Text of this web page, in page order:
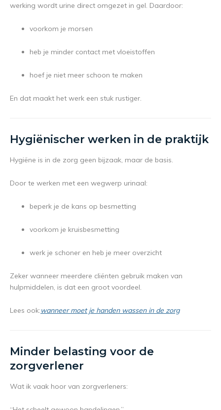
werking wordt urine direct omgezet in gel. Daardoor:
voorkom je morsen
heb je minder contact met vloeistoffen
hoef je niet meer schoon te maken
En dat maakt het werk een stuk rustiger.
Hygiënischer werken in de praktijk
Hygiëne is in de zorg geen bijzaak, maar de basis.
Door te werken met een wegwerp urinaal:
beperk je de kans op besmetting
voorkom je kruisbesmetting
werk je schoner en heb je meer overzicht
Zeker wanneer meerdere cliënten gebruik maken van
hulpmiddelen, is dat een groot voordeel.
Lees ook:wanneer moet je handen wassen in de zorg
Minder belasting voor de
zorgverlener
Wat ik vaak hoor van zorgverleners: